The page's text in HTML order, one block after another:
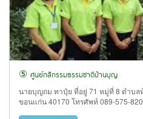
⑤ ศูนย์กสิกรรมธรรมชาติบ้านบุญ
นายบุญถม ทาปุ๋ย ที่อยู่ 71 หมู่ที่ 8 ตำบล
ขอนแก่น 40170 โทรศัพท์ 089-575-